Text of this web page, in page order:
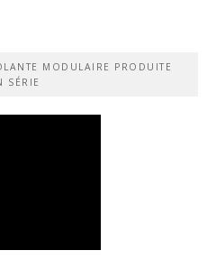
MODULAIRE PRODUITE
SÉRIE